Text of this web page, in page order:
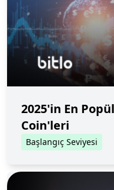
2025'in En
Coin'leri
Başlangıç Seviyesi